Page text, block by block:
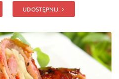
UDOSTĘPNIJ